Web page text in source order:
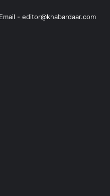
Email - editor@khabardaar.com